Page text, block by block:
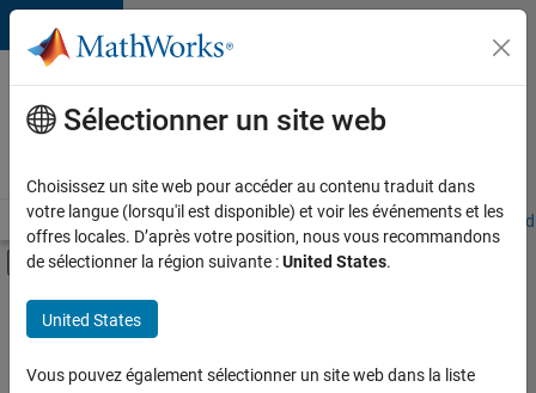
Passer au contenu
Votre
carrière
chez
Accueil Explorer nos opportunités Adresses de nos bureaux
Activer/désactiver l'affichage du menu
Contenu principal
FILTRER PAR
Programme destiné aux nouvelles carrières (EDG)
Gestion des programmes
Sélectionner un site web
Choisissez un site web pour accéder au contenu traduit dans
votre langue (lorsqu'il est disponible) et voir les événements et les
offres locales. D’après votre position, nous vous recommandons
de sélectionner la région suivante :United States.
United States
Vous pouvez également sélectionner un site web dans la liste